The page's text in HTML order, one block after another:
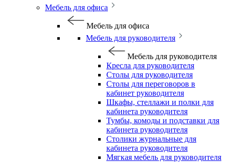
Мебель для офиса
Мебель для офиса
Мебель для руководителя
Мебель для руководителя
Кресла для руководителя
Столы для руководителя
Столы для переговоров в
кабинет руководителя
Шкафы, стеллажи и полки для
кабинета руководителя
Тумбы, комоды и подставки для
кабинета руководителя
Столики журнальные для
кабинета руководителя
Мягкая мебель для руководителя